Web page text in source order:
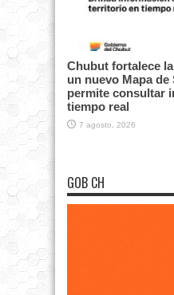
Chubut fortalece
un nuevo Mapa
permite consultar
tiempo real
7 agosto, 2026
GOB CH